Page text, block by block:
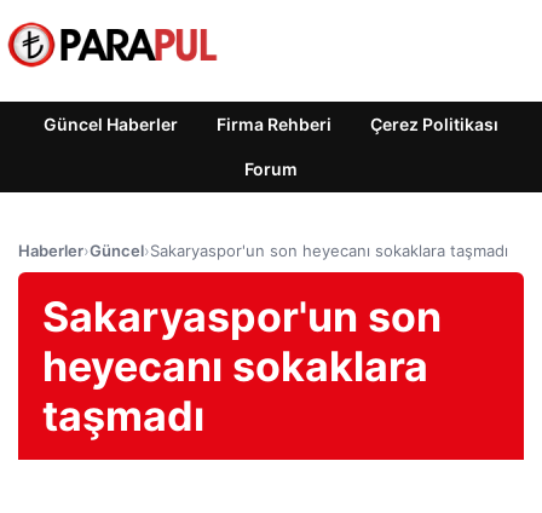
Güncel Haberler Firma Rehberi Çerez Politikası
Forum
Haberler›Güncel›Sakaryaspor'un son heyecanı sokaklara taşmadı
Sakaryaspor'un son
heyecanı sokaklara
taşmadı